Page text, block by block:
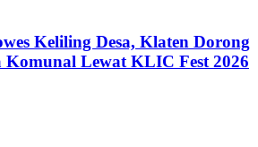
Keliling Desa, Klaten Dorong
Komunal Lewat KLIC Fest 2026